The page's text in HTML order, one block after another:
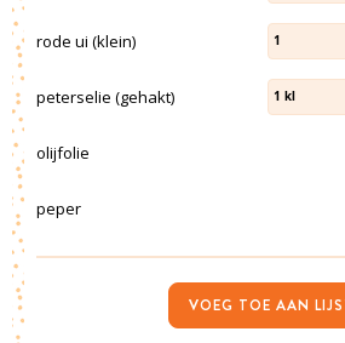
rode ui (klein) 1
peterselie (gehakt) 1 kl
olijfolie
peper
VOEG TOE AAN